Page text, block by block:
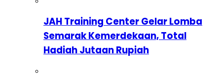
JAH Training Center Gelar Lomba
Semarak Kemerdekaan, Total
Hadiah Jutaan Rupiah